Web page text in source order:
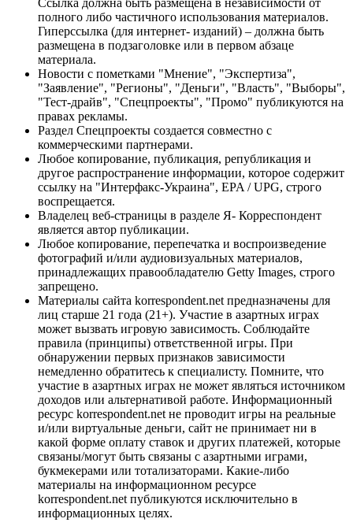
полного либо частичного использования материалов.
Гиперссылка (для интернет- изданий) – должна быть
размещена в подзаголовке или в первом абзаце
материала.
Новости с пометками "Мнение", "Экспертиза",
"Заявление", "Регионы", "Деньги", "Власть", "Выборы",
"Тест-драйв", "Спецпроекты", "Промо" публикуются на
правах рекламы.
Раздел Спецпроекты создается совместно с
коммерческими партнерами.
Любое копирование, публикация, републикация и
другое распространение информации, которое содержит
ссылку на "Интерфакс-Украина", EPA / UPG, строго
воспрещается.
Владелец веб-страницы в разделе Я- Корреспондент
является автор публикации.
Любое копирование, перепечатка и воспроизведение
фотографий и/или аудиовизуальных материалов,
принадлежащих правообладателю Getty Images, строго
запрещено.
Материалы сайта korrespondent.net предназначены для
лиц старше 21 года (21+). Участие в азартных играх
может вызвать игровую зависимость. Соблюдайте
правила (принципы) ответственной игры. При
обнаружении первых признаков зависимости
немедленно обратитесь к специалисту. Помните, что
участие в азартных играх не может являться источником
доходов или альтернативой работе. Информационный
ресурс korrespondent.net не проводит игры на реальные
и/или виртуальные деньги, сайт не принимает ни в
какой форме оплату ставок и других платежей, которые
связаны/могут быть связаны с азартными играми,
букмекерами или тотализаторами. Какие-либо
материалы на информационном ресурсе
korrespondent.net публикуются исключительно в
информационных целях.